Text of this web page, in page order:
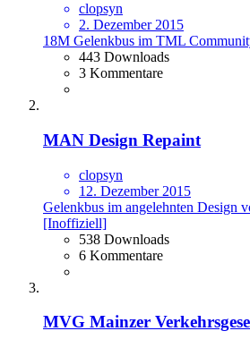
clopsyn
2. Dezember 2015
18M Gelenkbus im TML
443 Downloads
3 Kommentare
MAN Design Repaint
clopsyn
12. Dezember 2015
Gelenkbus im angelehnten Design
[Inoffiziell]
538 Downloads
6 Kommentare
MVG Mainzer